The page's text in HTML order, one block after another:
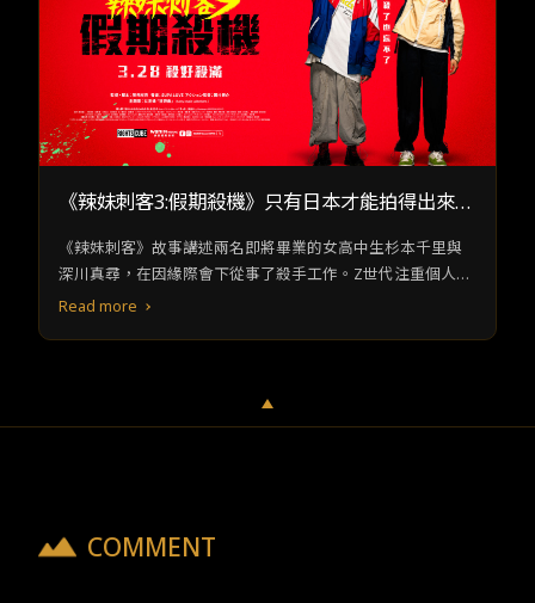
《辣妹刺客3:假期殺機》只有日本才能拍得出來的
動作類型
《辣妹刺客》故事講述兩名即將畢業的女高中生杉本千里與
深川真尋，在因緣際會下從事了殺手工作。Z世代注重個人感
受以及相對沒有事業野心的性格特質，與殺手這個敏感身份
Read more
COMMENT